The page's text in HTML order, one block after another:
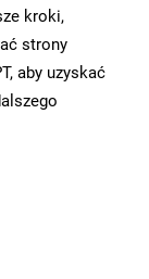
kroki,
strony
aby uzyskać